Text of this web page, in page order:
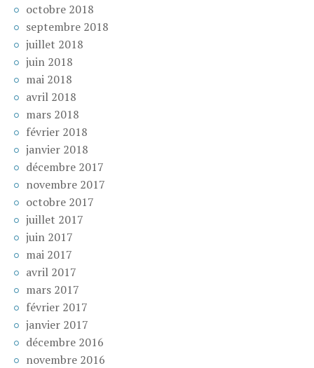
octobre 2018
septembre 2018
juillet 2018
juin 2018
mai 2018
avril 2018
mars 2018
février 2018
janvier 2018
décembre 2017
novembre 2017
octobre 2017
juillet 2017
juin 2017
mai 2017
avril 2017
mars 2017
février 2017
janvier 2017
décembre 2016
novembre 2016